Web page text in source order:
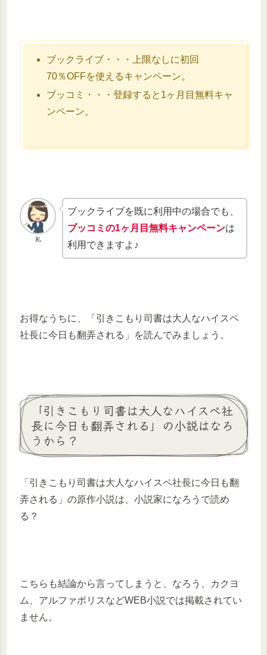
ブックライブ・・・上限なしに初回
70％OFFを使えるキャンペーン。
ブッコミ・・・登録すると1ヶ月目無料キャ
ンペーン。
私
ブックライブを既に利用中の場合でも、
ブッコミの1ヶ月目無料キャンペーンは
利用できますよ♪
お得なうちに、「引きこもり司書は大人なハイスペ
社長に今日も翻弄される」を読んでみましょう。
「引きこもり司書は大人なハイスペ社
長に今日も翻弄される」の小説はなろ
うから？
「引きこもり司書は大人なハイスペ社長に今日も翻
弄される」の原作小説は、小説家になろうで読め
る？
こちらも結論から言ってしまうと、なろう、カクヨ
ム、アルファポリスなどWEB小説では掲載されてい
ません。